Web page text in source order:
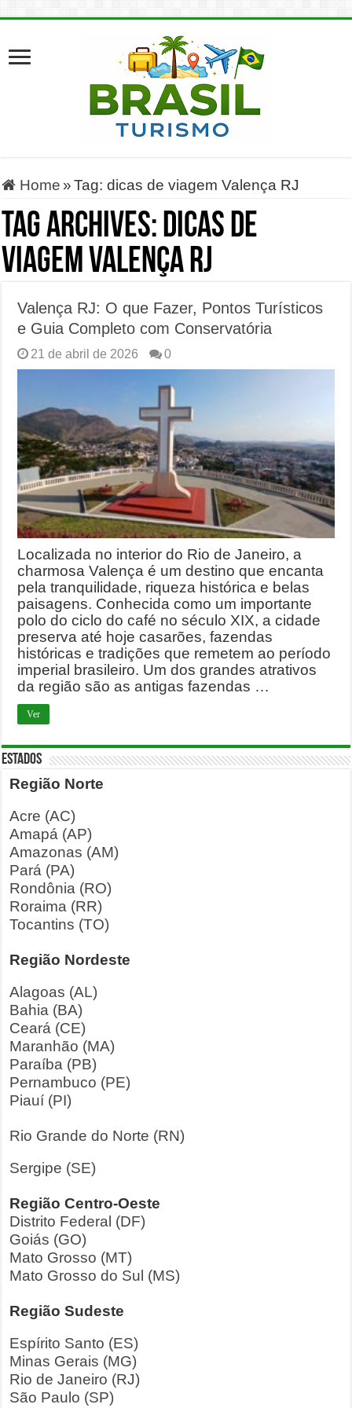
Home » Tag:dicas de viagem Valença RJ
Tag Archives: dicas de
viagem Valença RJ
Valença RJ: O que Fazer, Pontos Turísticos
e Guia Completo com Conservatória
21 de abril de 2026 0
Localizada no interior do Rio de Janeiro, a
charmosa Valença é um destino que encanta
pela tranquilidade, riqueza histórica e belas
paisagens. Conhecida como um importante
polo do ciclo do café no século XIX, a cidade
preserva até hoje casarões, fazendas
históricas e tradições que remetem ao período
imperial brasileiro. Um dos grandes atrativos
da região são as antigas fazendas …
Ver
ESTADOS
Região Norte
Acre (AC)
Amapá (AP)
Amazonas (AM)
Pará (PA)
Rondônia (RO)
Roraima (RR)
Tocantins (TO)
Região Nordeste
Alagoas (AL)
Bahia (BA)
Ceará (CE)
Maranhão (MA)
Paraíba (PB)
Pernambuco (PE)
Piauí (PI)
Rio Grande do Norte (RN)
Sergipe (SE)
Região Centro-Oeste
Distrito Federal (DF)
Goiás (GO)
Mato Grosso (MT)
Mato Grosso do Sul (MS)
Região Sudeste
Espírito Santo (ES)
Minas Gerais (MG)
Rio de Janeiro (RJ)
São Paulo (SP)